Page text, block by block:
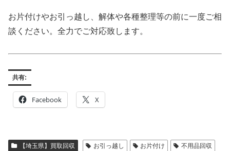
お片付けやお引っ越し、解体や各種整理等の前に一度ご相
談ください。全力でご対応致します。
共有:
Facebook X
【埼玉県】買取回収 お引っ越し お片付け
不用品回収